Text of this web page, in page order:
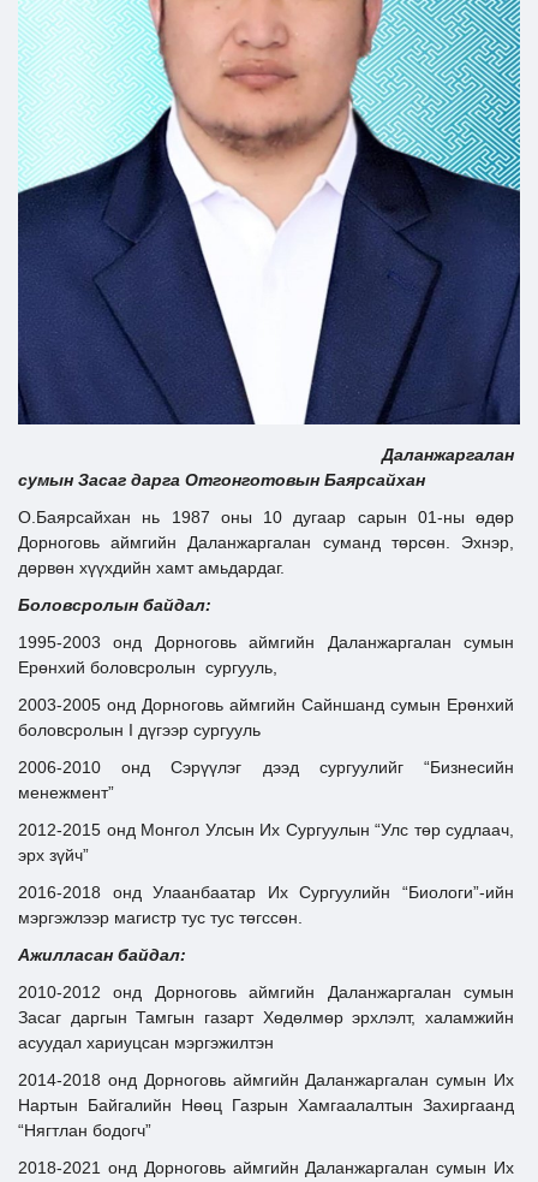
Ил тод байдал
Бодлого төлөвлөлт
Даланжаргалан
сумын Засаг дарга Отгонготовын Баярсайхан
О.Баярсайхан нь 1987 оны 10 дугаар сарын 01-ны өдөр
Дорноговь аймгийн Даланжаргалан суманд төрсөн. Эхнэр,
дөрвөн хүүхдийн хамт амьдардаг.
Боловсролын байдал:
1995-2003 онд Дорноговь аймгийн Даланжаргалан сумын
Ерөнхий боловсролын сургууль,
2003-2005 онд Дорноговь аймгийн Сайншанд сумын Ерөнхий
боловсролын I дүгээр сургууль
2006-2010 онд Сэрүүлэг дээд сургуулийг “Бизнесийн
менежмент”
2012-2015 онд Монгол Улсын Их Сургуулын “Улс төр судлаач,
эрх зүйч”
2016-2018 онд Улаанбаатар Их Сургуулийн “Биологи”-ийн
мэргэжлээр магистр тус тус төгссөн.
Ажилласан байдал:
2010-2012 онд Дорноговь аймгийн Даланжаргалан сумын
Засаг даргын Тамгын газарт Хөдөлмөр эрхлэлт, халамжийн
асуудал хариуцсан мэргэжилтэн
2014-2018 онд Дорноговь аймгийн Даланжаргалан сумын Их
Нартын Байгалийн Нөөц Газрын Хамгаалалтын Захиргаанд
“Нягтлан бодогч”
2018-2021 онд Дорноговь аймгийн Даланжаргалан сумын Их